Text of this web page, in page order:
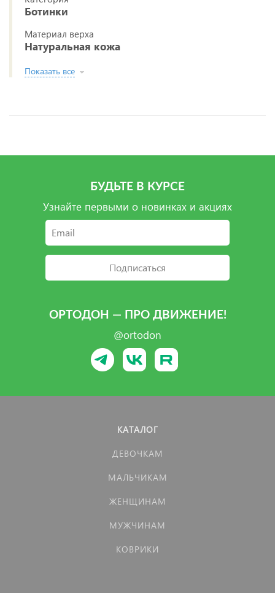
Ботинки
Материал верха
Натуральная кожа
Показать все
БУДЬТЕ В КУРСЕ
Узнайте первыми о новинках и акциях
Подписаться
ОРТОДОН — ПРО ДВИЖЕНИЕ!
@ortodon
КАТАЛОГ
ДЕВОЧКАМ
МАЛЬЧИКАМ
ЖЕНЩИНАМ
МУЖЧИНАМ
КОВРИКИ